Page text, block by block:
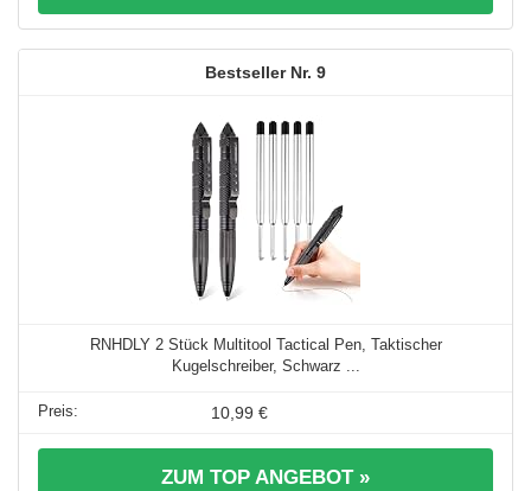
9
RNHDLY 2 Stück Multitool Tactical Pen, Taktischer
Kugelschreiber, Schwarz ...
10,99 €
ZUM TOP ANGEBOT »